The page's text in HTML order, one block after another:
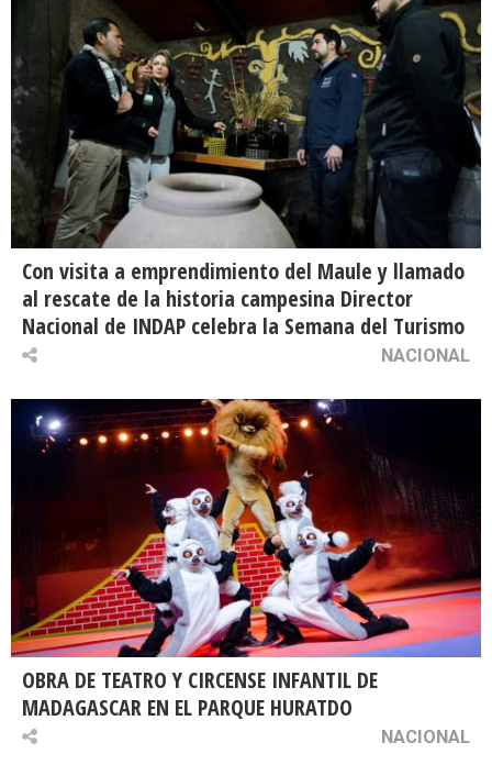
Con visita a emprendimiento del Maule y llamado
al rescate de la historia campesina Director
Nacional de INDAP celebra la Semana del Turismo
NACIONAL
OBRA DE TEATRO Y CIRCENSE INFANTIL DE
MADAGASCAR EN EL PARQUE HURATDO
NACIONAL